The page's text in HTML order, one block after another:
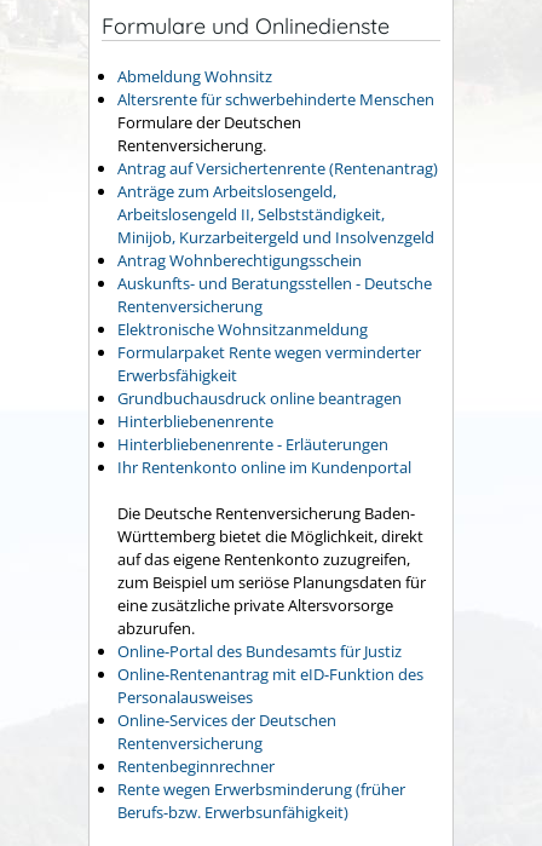
Formulare und Onlinedienste
Abmeldung Wohnsitz
Altersrente für schwerbehinderte Menschen
Formulare der Deutschen
Rentenversicherung.
Antrag auf Versichertenrente (Rentenantrag)
Anträge zum Arbeitslosengeld,
Arbeitslosengeld II, Selbstständigkeit,
Minijob, Kurzarbeitergeld und Insolvenzgeld
Antrag Wohnberechtigungsschein
Auskunfts- und Beratungsstellen - Deutsche
Rentenversicherung
Elektronische Wohnsitzanmeldung
Formularpaket Rente wegen verminderter
Erwerbsfähigkeit
Grundbuchausdruck online beantragen
Hinterbliebenenrente
Hinterbliebenenrente - Erläuterungen
Ihr Rentenkonto online im Kundenportal
Die Deutsche Rentenversicherung Baden-
Württemberg bietet die Möglichkeit, direkt
auf das eigene Rentenkonto zuzugreifen,
zum Beispiel um seriöse Planungsdaten für
eine zusätzliche private Altersvorsorge
abzurufen.
Online-Portal des Bundesamts für Justiz
Online-Rentenantrag mit eID-Funktion des
Personalausweises
Online-Services der Deutschen
Rentenversicherung
Rentenbeginnrechner
Rente wegen Erwerbsminderung (früher
Berufs-bzw. Erwerbsunfähigkeit)